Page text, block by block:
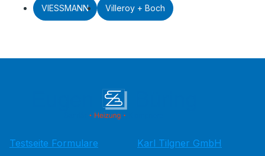
VIESSMANN Villeroy + Boch
Testseite Formulare
Karl Tilgner GmbH